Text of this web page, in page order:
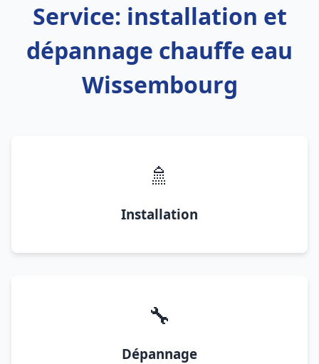
Service: installation et
dépannage chauffe eau
Wissembourg
🚿
Installation
🔧
Dépannage